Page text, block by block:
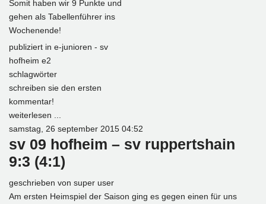
Somit haben wir 9 Punkte und
gehen als Tabellenführer ins
Wochenende!
publiziert in e-junioren - sv
hofheim e2
schlagwörter
schreiben sie den ersten
kommentar!
weiterlesen ...
samstag, 26 september 2015 04:52
sv 09 hofheim – sv ruppertshain
9:3 (4:1)
geschrieben von super user
Am ersten Heimspiel der Saison ging es gegen einen für uns